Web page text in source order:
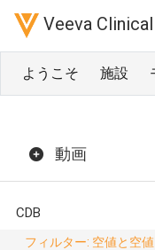
Veeva
ようこそ 施設
動画
CDB
フィルター: 空値と空